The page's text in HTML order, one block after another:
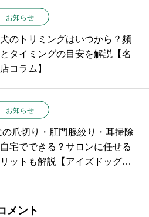
お知らせ
のトリミングはいつから？頻
タイミングの目安を解説【名
コラム】
お知らせ
の爪切り・肛門腺絞り・耳掃除
宅でできる？サロンに任せる
リットも解説【アイズドッグ名
メント